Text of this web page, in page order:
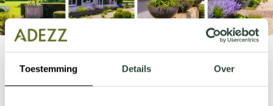
Toestemming Details Over
Créez une atmosphère champêtre chaleureuse avec de la
jardin. Associez des éléments en bois avec des bacs à
plantes en aluminium et des allées en gravier pour un